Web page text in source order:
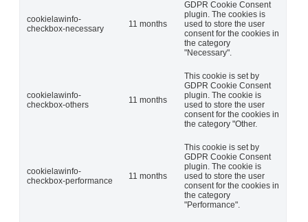
cookielawinfo-
checkbox-necessary
11 months
GDPR Cookie Consent
plugin. The cookies is
used to store the user
consent for the cookies in
the category
"Necessary".
cookielawinfo-
checkbox-others
11 months
This cookie is set by
GDPR Cookie Consent
plugin. The cookie is
used to store the user
consent for the cookies in
the category "Other.
cookielawinfo-
checkbox-performance
11 months
This cookie is set by
GDPR Cookie Consent
plugin. The cookie is
used to store the user
consent for the cookies in
the category
"Performance".